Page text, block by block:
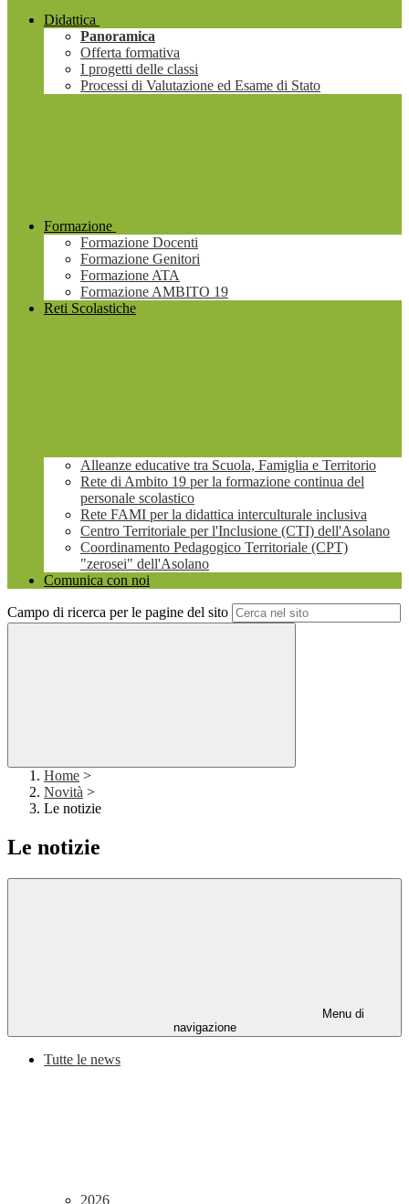
Didattica
Panoramica
Offerta formativa
I progetti delle classi
Processi di Valutazione ed Esame di Stato
Formazione
Formazione Docenti
Formazione Genitori
Formazione ATA
Formazione AMBITO 19
Reti Scolastiche
Alleanze educative tra Scuola, Famiglia e Territorio
Rete di Ambito 19 per la formazione continua del
personale scolastico
Rete FAMI per la didattica interculturale inclusiva
Centro Territoriale per l'Inclusione (CTI) dell'Asolano
Coordinamento Pedagogico Territoriale (CPT)
"zerosei" dell'Asolano
Comunica con noi
Campo di ricerca per le pagine del sito
Home >
Novità >
Le notizie
Le notizie
Menu di
navigazione
Tutte le news
2026